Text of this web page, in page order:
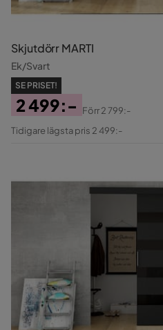
Skjutdörr MARTI
Ek/Svart
SE PRISET!
Pris
2 499:-
Original
Förr2 799:-
Tidigare lägsta pris 2 499:-